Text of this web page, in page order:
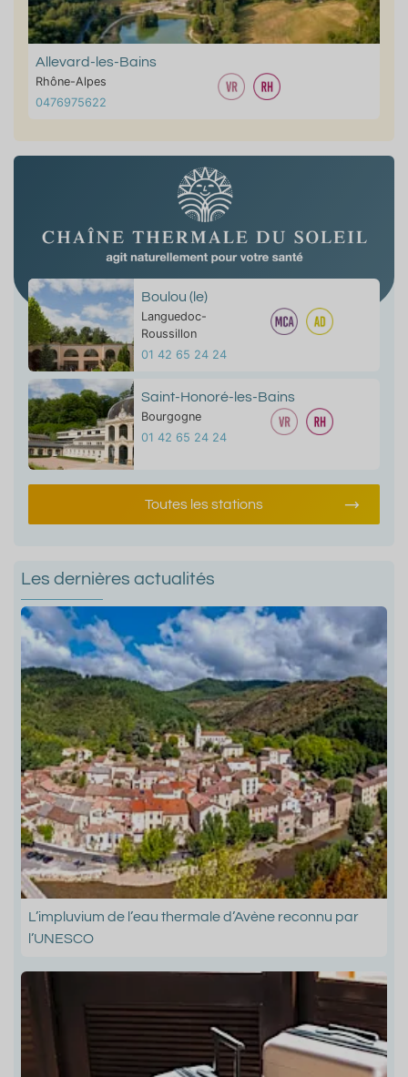
Allevard-les-Bains
Rhône-Alpes
0476975622
Boulou (le)
Languedoc-
Roussillon
01 42 65 24 24
Saint-Honoré-les-Bains
Bourgogne
01 42 65 24 24
Toutes les stations
Les dernières actualités
L’impluvium de l’eau thermale d’Avène reconnu par
l’UNESCO